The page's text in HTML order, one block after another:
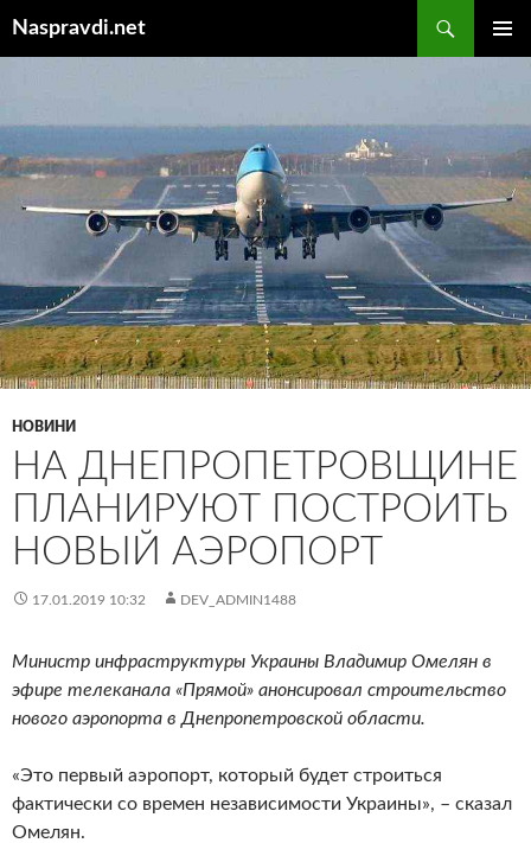
Naspravdi.net
НОВИНИ
НА ДНЕПРОПЕТРОВЩИНЕ
ПЛАНИРУЮТ ПОСТРОИТЬ
НОВЫЙ АЭРОПОРТ
17.01.2019 10:32 DEV_ADMIN1488
Министр инфраструктуры Украины Владимир Омелян в
эфире телеканала «Прямой» анонсировал строительство
нового аэропорта в Днепропетровской области.
«Это первый аэропорт, который будет строиться
фактически со времен независимости Украины», – сказал
Омелян.